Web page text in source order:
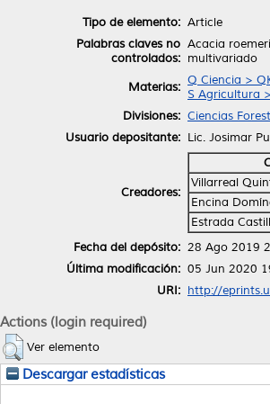
Tipo de elemento: Article
Palabras claves no
controlados:
Acacia
multivariado
Materias: Q Ciencia >
S Agricultura
Divisiones: Ciencias
Usuario depositante: Lic. Josimar
Creadores:
Villarreal
Encina
Estrada
Fecha del depósito: 28 Ago 2019
Última modificación: 05 Jun 2020
URI: http://
Actions (login required)
Ver elemento
Descargar estadísticas